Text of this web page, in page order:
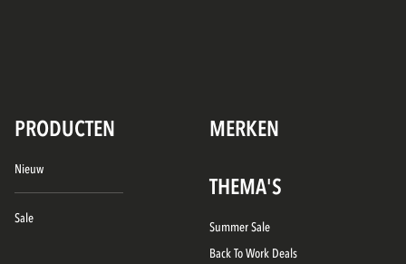
PRODUCTEN MERKEN
Nieuw
Sale
THEMA'S
Summer Sale
Back To Work Deals